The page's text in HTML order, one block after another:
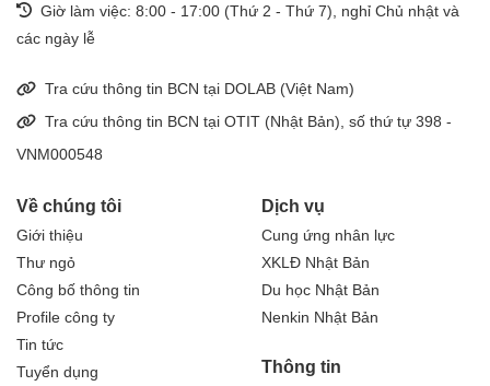
Giờ làm việc: 8:00 - 17:00 (Thứ 2 - Thứ 7), nghỉ Chủ nhật và
các ngày lễ
Tra cứu thông tin BCN tại DOLAB (Việt Nam)
Tra cứu thông tin BCN tại OTIT (Nhật Bản), số thứ tự 398 -
VNM000548
Về chúng tôi
Giới thiệu
Thư ngỏ
Công bố thông tin
Profile công ty
Tin tức
Tuyển dụng
Dịch vụ
Cung ứng nhân lực
XKLĐ Nhật Bản
Du học Nhật Bản
Nenkin Nhật Bản
Thông tin